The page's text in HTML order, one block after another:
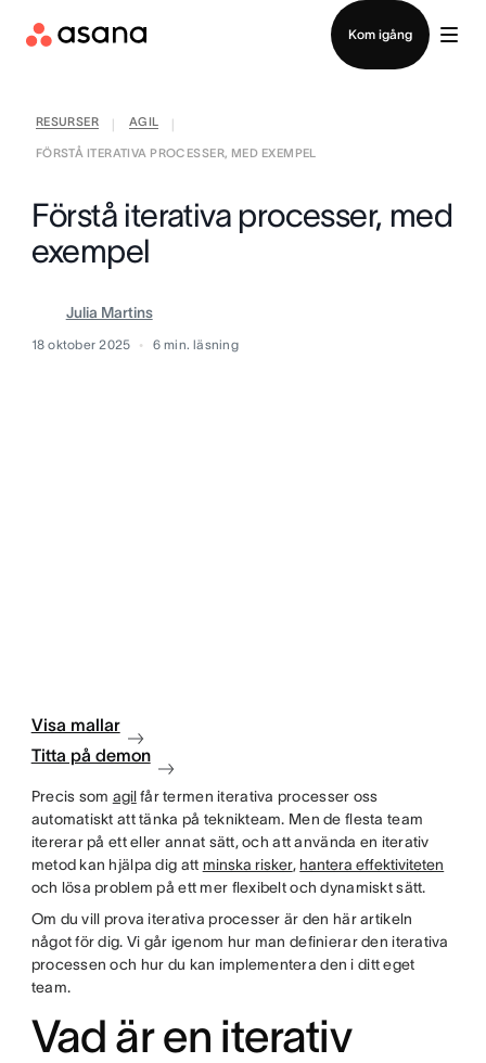
Kom igång
RESURSER AGIL
FÖRSTÅ ITERATIVA PROCESSER, MED EXEMPEL
Förstå iterativa processer, med
exempel
Julia Martins
18 oktober 2025 6 min. läsning
Visa mallar
Titta på demon
Precis som agilfår termen iterativa processer oss
automatiskt att tänka på teknikteam. Men de flesta team
itererar på ett eller annat sätt, och att använda en iterativ
metod kan hjälpa dig att minska risker, hantera effektiviteten
och lösa problem på ett mer flexibelt och dynamiskt sätt.
Om du vill prova iterativa processer är den här artikeln
något för dig. Vi går igenom hur man definierar den iterativa
processen och hur du kan implementera den i ditt eget
team.
Vad är en iterativ